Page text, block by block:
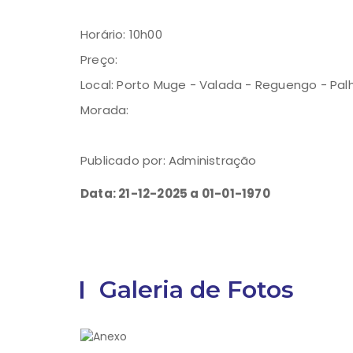
Horário: 10h00
Preço:
Local: Porto Muge - Valada - Reguengo -
Morada:
Publicado por: Administração
Data: 21-12-2025 a 01-01-1970
Galeria de Fotos